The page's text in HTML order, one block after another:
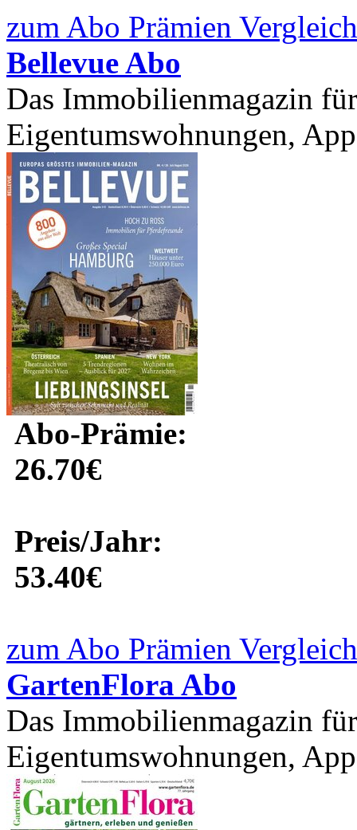
zum Abo Prämien
Bellevue Abo
Das Immobilienmagazin
Eigentumswohnungen,
Abo-Prämie:
26.70€
Preis/Jahr:
53.40€
zum Abo Prämien
GartenFlora Abo
Das Immobilienmagazin
Eigentumswohnungen,